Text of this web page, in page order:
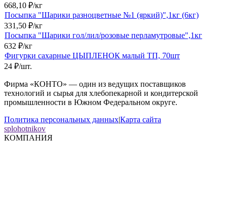
668,10 ₽/кг
Посыпка "Шарики разноцветные №1 (яркий)",1кг (6кг)
331,50 ₽/кг
Посыпка "Шарики гол/лил/розовые перламутровые",1кг
632 ₽/кг
Фигурки сахарные ЦЫПЛЕНОК малый ТП, 70шт
24 ₽/шт.
Фирма «КОНТО» — один из ведущих поставщиков
технологий и сырья для хлебопекарной и кондитерской
промышленности в Южном Федеральном округе.
Политика персональных данных|Карта сайта
splohotnikov
КОМПАНИЯ